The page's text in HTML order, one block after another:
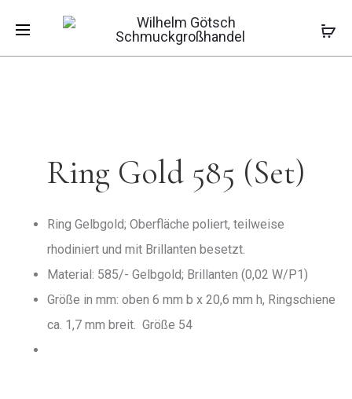
RING
WEISSGOLD
CREOLE
BRILLANT
Start Angebote Ring Gold 585 (Set)
Ring Gold 585 (Set)
Ring Gelbgold; Oberfläche poliert, teilweise
rhodiniert und mit Brillanten besetzt.
Material: 585/- Gelbgold; Brillanten (0,02 W/P1)
Größe in mm: oben 6 mm b x 20,6 mm h, Ringschiene
ca. 1,7 mm breit. Größe 54